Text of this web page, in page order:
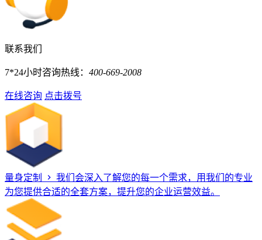
联系我们
7*24小时咨询热线： 400-669-2008
在线咨询 点击拨号
量身定制
我们会深入了解您的每一个需求，用我们的专业
为您提供合适的全套方案，提升您的企业运营效益。